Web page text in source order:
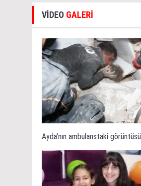
VİDEO GALERİ
Ayda'nın ambulanstaki görüntüsü